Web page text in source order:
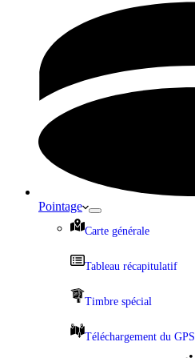
Pointage
Carte générale
Tableau récapitulatif
Timbre spécial
Téléchargement du GPS